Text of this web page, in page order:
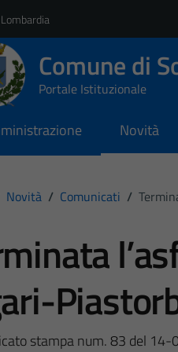
Comune di
Portale Istituzionale
Novità
Novità / Comunicati /
stampa num. 83 del